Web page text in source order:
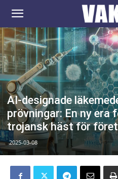
VAKEN.se
AI-designade
prövningar: En ny era
trojansk häst för
2025-03-08